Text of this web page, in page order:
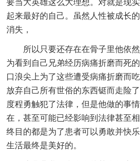
要当大英雄这么大理想。对就是现
起来最好的自己。虽然人性被成长
消失，
所以只要还存在在骨子里他依
为看到自己兄弟经历病痛折磨而死
口浪尖上为了这些遭受病痛折磨而
放弃自己所有世俗的东西铤而走险
度程勇触犯了法律，但是他做的事
在，甚至可能已经影响到法律甚至
终目的都是为了患者可以勇敢并快
生活最终是美好的。